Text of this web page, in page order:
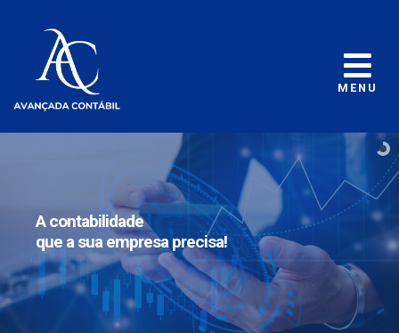
MENU
A contabilidade
que a sua empresa precisa!